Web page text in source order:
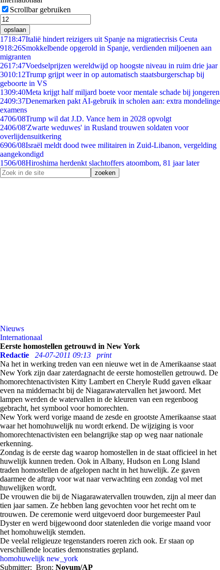
Scrollbar gebruiken
opslaan
1718:47Italië hindert reizigers uit Spanje na migratiecrisis Ceuta
918:26Smokkelbende opgerold in Spanje, verdienden miljoenen aan
migranten
2617:47Voedselprijzen wereldwijd op hoogste niveau in ruim drie jaar
3010:12Trump grijpt weer in op automatisch staatsburgerschap bij
geboorte in VS
1309:40Meta krijgt half miljard boete voor mentale schade bij jongeren
2409:37Denemarken pakt AI-gebruik in scholen aan: extra mondelinge
examens
4706/08Trump wil dat J.D. Vance hem in 2028 opvolgt
2406/08'Zwarte weduwes' in Rusland trouwen soldaten voor
overlijdensuitkering
6906/08Israël meldt dood twee militairen in Zuid-Libanon, vergelding
aangekondigd
1506/08Hiroshima herdenkt slachtoffers atoombom, 81 jaar later
Nieuws
Internationaal
Eerste homostellen getrouwd in New York
Redactie
24-07-2011 09:13
print
Na het in werking treden van een nieuwe wet in de Amerikaanse staat
New York zijn daar zaterdagnacht de eerste homostellen getrouwd. De
homorechtenactivisten Kitty Lambert en Cheryle Rudd gaven elkaar
even na middernacht bij de Niagarawatervallen het jawoord. Met
lampen werden de watervallen in de kleuren van een regenboog
gebracht, het symbool voor homorechten.
New York werd vorige maand de zesde en grootste Amerikaanse staat
waar het homohuwelijk nu wordt erkend. De wijziging is voor
homorechtenactivisten een belangrijke stap op weg naar nationale
erkenning.
Zondag is de eerste dag waarop homostellen in de staat officieel in het
huwelijk kunnen treden. Ook in Albany, Hudson en Long Island
traden homostellen de afgelopen nacht in het huwelijk. Ze gaven
daarmee de aftrap voor wat naar verwachting een zondag vol met
huwelijken wordt.
De vrouwen die bij de Niagarawatervallen trouwden, zijn al meer dan
tien jaar samen. Ze hebben lang gevochten voor het recht om te
trouwen. De ceremonie werd uitgevoerd door burgemeester Paul
Dyster en werd bijgewoond door statenleden die vorige maand voor
het homohuwelijk stemden.
De veelal religieuze tegenstanders roeren zich ook. Er staan op
verschillende locaties demonstraties gepland.
homohuwelijk new_york
Submitter: Bron: Novum/AP